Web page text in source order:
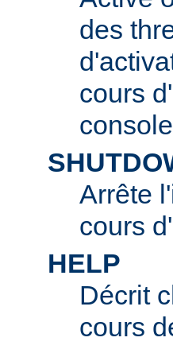
des
cours
Arrête
cours
HELP
Décrit
cours